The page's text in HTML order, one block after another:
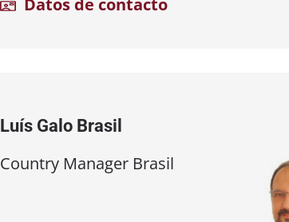
Luís Galo Brasil
Country Manager Brasil